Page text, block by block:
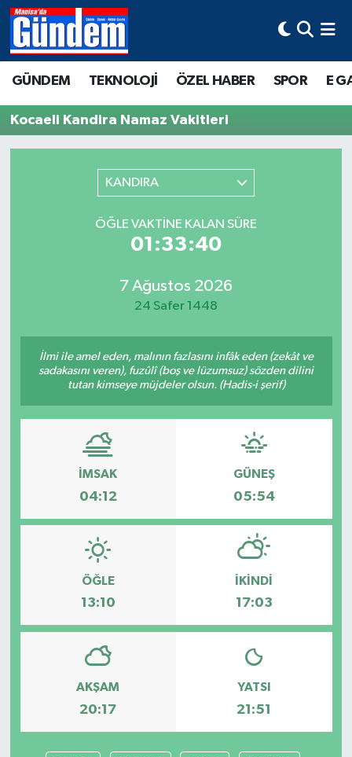
GÜNDEM TEKNOLOJİ ÖZEL HABER SPOR E
Kocaeli Kandira Namaz Vakitleri
KANDIRA
ÖĞLE VAKTINE KALAN SÜRE
01:33:40
7 Ağustos 2026
24 Safer 1448
İlmi ile amel eden, malının fazlasını infâk eden (zekât ve
sadakasını veren), fuzûlî (boş ve lüzumsuz) sözden dilini
tutan kimseye müjdeler olsun. (Hadis-i şerif)
İMSAK
04:12
GÜNEŞ
05:54
ÖĞLE
13:10
İKINDI
17:03
AKŞAM
20:17
YATSI
21:51
Manisa Hava Durumu
Süper Lig Puan Durumu ve Fikstür
Tüm Manşetler
Son Dakika Haberleri